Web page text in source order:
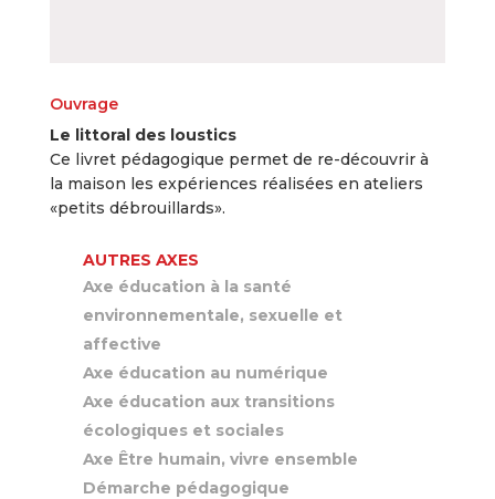
Ouvrage
Le littoral des loustics
Ce livret pédagogique permet de re-découvrir à
la maison les expériences réalisées en ateliers
«petits débrouillards».
AUTRES AXES
Axe éducation à la santé
environnementale, sexuelle et
affective
Axe éducation au numérique
Axe éducation aux transitions
écologiques et sociales
Axe Être humain, vivre ensemble
Démarche pédagogique